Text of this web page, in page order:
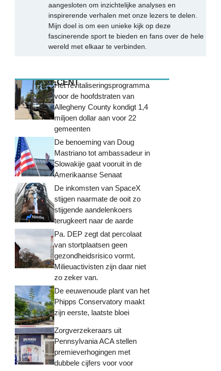
aangesloten om inzichtelijke analyses en
inspirerende verhalen met onze lezers te delen.
Mijn doel is om een unieke kijk op deze
fascinerende sport te bieden en fans over de hele
wereld met elkaar te verbinden.
MEEST RECENTHet revitaliseringsprogramma
voor de hoofdstraten van
Allegheny County kondigt 1,4
miljoen dollar aan voor 22
gemeenten
De benoeming van Doug
Mastriano tot ambassadeur in
Slowakije gaat vooruit in de
Amerikaanse Senaat
De inkomsten van SpaceX
stijgen naarmate de ooit zo
stijgende aandelenkoers
terugkeert naar de aarde
Pa. DEP zegt dat percolaat
van stortplaatsen geen
gezondheidsrisico vormt.
Milieuactivisten zijn daar niet
zo zeker van.
De eeuwenoude plant van het
Phipps Conservatory maakt
zijn eerste, laatste bloei
Zorgverzekeraars uit
Pennsylvania ACA stellen
premieverhogingen met
dubbele cijfers voor voor